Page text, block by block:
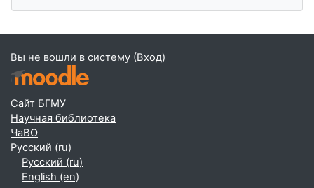
Вы не вошли в систему (Вход)
Сайт БГМУ
Научная библиотека
ЧаВО
Русский ‎(ru)‎
Русский ‎(ru)‎
English ‎(en)‎